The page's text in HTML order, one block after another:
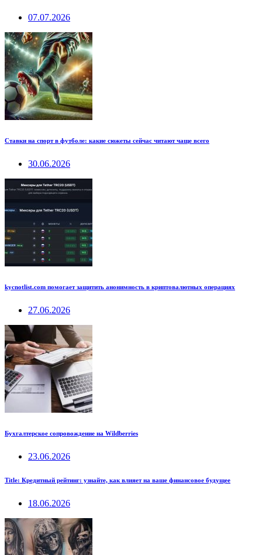
07.07.2026
Ставки на спорт в футболе: какие сюжеты сейчас читают чаще всего
30.06.2026
kycnotlist.com помогает защитить анонимность в криптовалютных операциях
27.06.2026
Бухгалтерское сопровождение на Wildberries
23.06.2026
Title: Кредитный рейтинг: узнайте, как влияет на ваше финансовое будущее
18.06.2026